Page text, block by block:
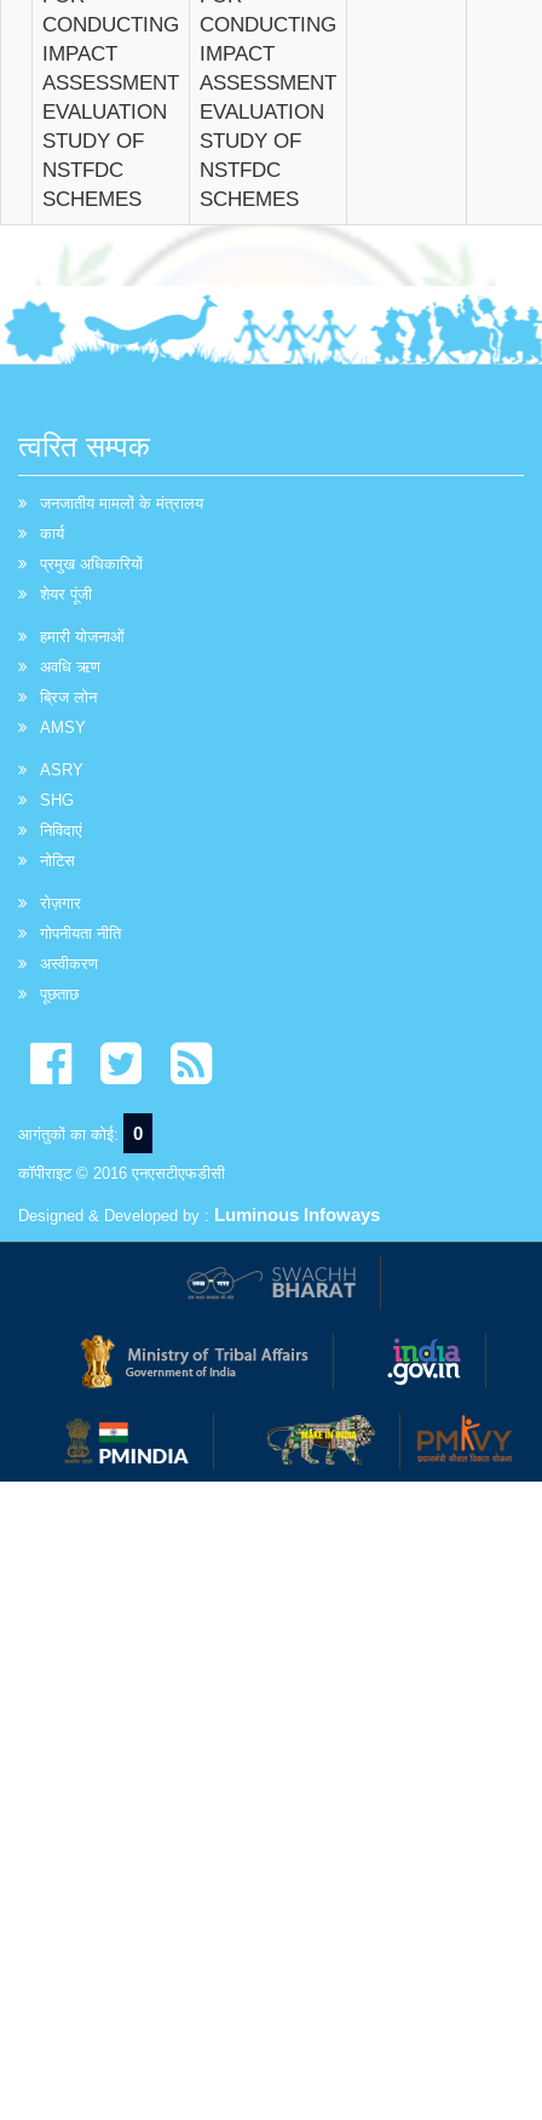
CONDUCTING
IMPACT
ASSESSMENT
EVALUATION
STUDY OF
NSTFDC
SCHEMES
CONDUCTING
IMPACT
ASSESSMENT
EVALUATION
STUDY OF
NSTFDC
SCHEMES
त्वरित सम्पक
जनजातीय मामलों के मंत्रालय
कार्य
प्रमुख अधिकारियों
शेयर पूंजी
हमारी योजनाओं
अवधि ऋण
ब्रिज लोन
AMSY
ASRY
SHG
निविदाएं
नोटिस
रोज़गार
गोपनीयता नीति
अस्वीकरण
पूछताछ
आगंतुकों का कोई: 0
कॉपीराइट © 2016 एनएसटीएफडीसी
Designed & Developed by : Luminous Infoways